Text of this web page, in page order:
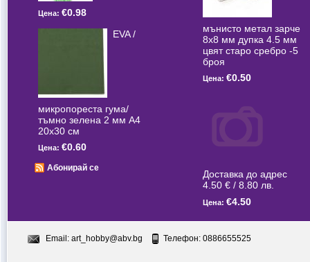
Цена: €0.98
EVA /
микропореста гума/
тъмно зелена 2 мм А4
20x30 см
Цена: €0.60
Абонирай се
мънисто метал зарче
8x8 мм дупка 4.5 мм
цвят старо сребро -5
броя
Цена: €0.50
Доставка до адрес
4.50 € / 8.80 лв.
Цена: €4.50
Email: art_hobby@abv.bg Телефон: 0886655525